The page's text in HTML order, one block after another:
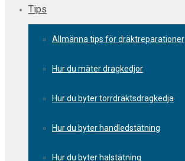
Tips
Allmänna tips för dräktreparationer
Hur du mäter dragkedjor
Hur du byter torrdräktsdragkedja
Hur du byter handledstätning
Hur du byter halstätning